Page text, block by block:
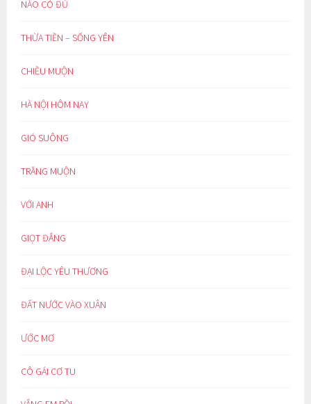
NÀO CÓ ĐỦ
THỪA TIỀN – SỐNG YÊN
CHIỀU MUỘN
HÀ NỘI HÔM NAY
GIÓ SUÔNG
TRĂNG MUỘN
VỚI ANH
GIỌT ĐẮNG
ĐẠI LỘC YÊU THƯƠNG
ĐẤT NƯỚC VÀO XUÂN
ƯỚC MƠ
CÔ GÁI CƠ TU